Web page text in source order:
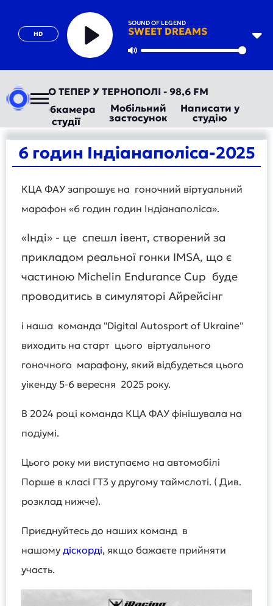
HD
SOUND OF LEGEND
SWEET DREAMS
Play
ТЕПЕР У ТЕРНОПОЛІ - 98,6 FM
Вебкамера
студії
Мобільний
застосунок
Написати у
студію
6 годин Індіанаполіса-2025
КЦА ФАУ запрошує на гоночний віртуальний
марафон «6 годин годин Індіанаполіса».
«Інді» - це спешл івент, створений за
прикладом реальної гонки IMSA, що є
частиною Michelin Endurance Cup буде
проводитись в симуляторі Айрейсінг
і наша команда "Digital Autosport of Ukraine"
виходить на старт цього віртуального
гоночного марафону, який відбудеться цього
уікенду 5-6 вересня 2025 року.
В 2024 році команда КЦА ФАУ фінішувала на
подіумі.
Цього року ми виступаємо на автомобілі
Порше в класі ГТ3 у другому таймслоті. ( Див.
розклад нижче).
Приєднуйтесь до наших команд в
нашому діскорді, якщо бажаєте прийняти
участь.